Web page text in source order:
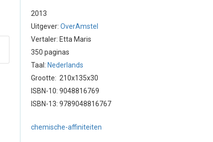
2013
Uitgever: OverAmstel
Vertaler: Etta Maris
350 paginas
Taal: Nederlands
Grootte: 210x135x30
ISBN-10: 9048816769
ISBN-13: 9789048816767
chemische-affiniteiten